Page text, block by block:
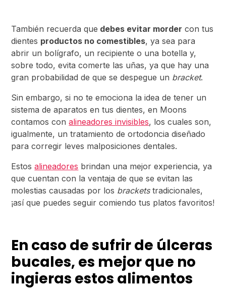
También recuerda que debes evitar morder con tus
dientes productos no comestibles, ya sea para
abrir un bolígrafo, un recipiente o una botella y,
sobre todo, evita comerte las uñas, ya que hay una
gran probabilidad de que se despegue un bracket.
Sin embargo, si no te emociona la idea de tener un
sistema de aparatos en tus dientes, en Moons
contamos conalineadores invisibles, los cuales son,
igualmente, un tratamiento de ortodoncia diseñado
para corregir leves malposiciones dentales.
Estosalineadores brindan una mejor experiencia, ya
que cuentan con la ventaja de que se evitan las
molestias causadas por los bracketstradicionales,
¡así que puedes seguir comiendo tus platos favoritos!
En caso de sufrir de úlceras
bucales, es mejor que no
ingieras estos alimentos